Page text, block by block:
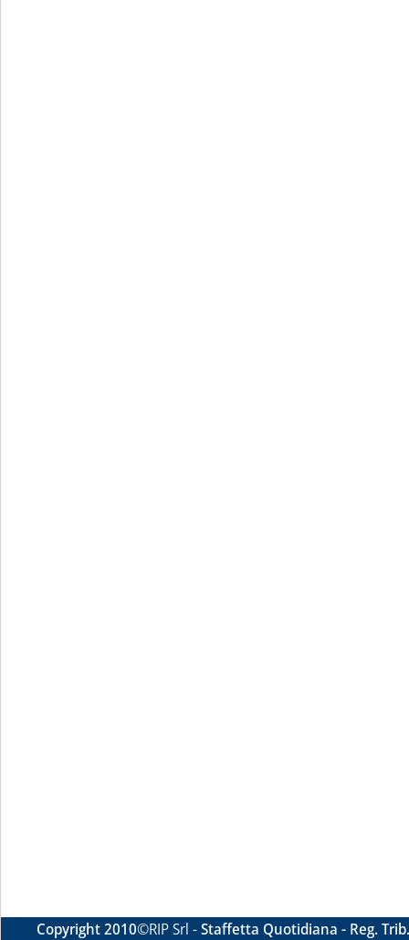
Copyright 2010©RIP Srl -Staffetta Quotidiana - Reg.